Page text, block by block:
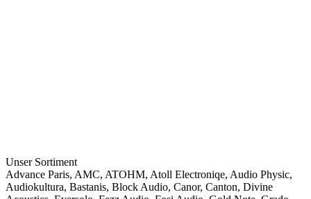
Unser Sortiment
Advance Paris, AMC, ATOHM, Atoll Electroniqe, Audio Physic,
Audiokultura, Bastanis, Block Audio, Canor, Canton, Divine